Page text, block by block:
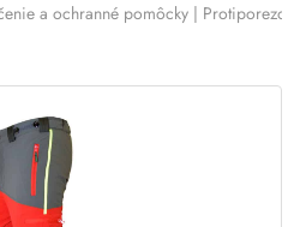
a ochranné pomôcky |